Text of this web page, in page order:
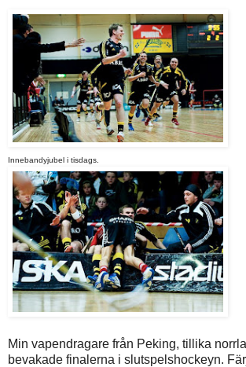
Innebandyjubel i tisdags.
Min vapendragare från Peking, tillika
bevakade finalerna i slutspelshockeyn.